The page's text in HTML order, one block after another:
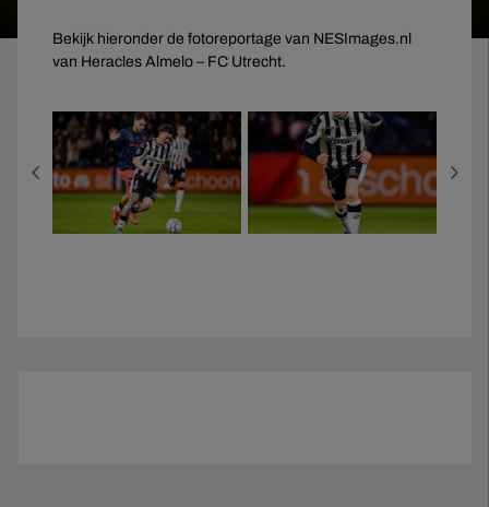
Bekijk hieronder de fotoreportage van NESImages.nl
van Heracles Almelo – FC Utrecht.